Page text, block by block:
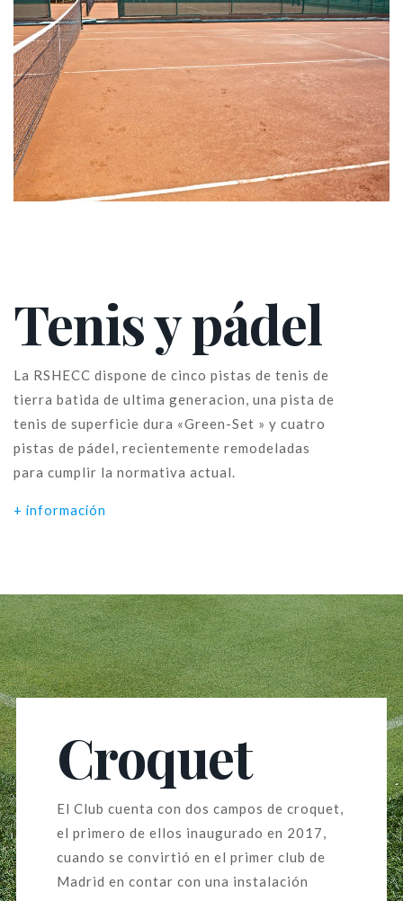
Tenis y pádel
La RSHECC dispone de cinco pistas de tenis de
tierra batida de ultima generacion, una pista de
tenis de superficie dura «Green-Set » y cuatro
pistas de pádel, recientemente remodeladas
para cumplir la normativa actual.
+ información
Croquet
El Club cuenta con dos campos de croquet,
el primero de ellos inaugurado en 2017,
cuando se convirtió en el primer club de
Madrid en contar con una instalación